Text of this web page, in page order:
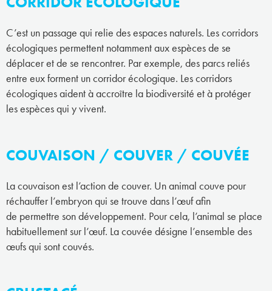
C’est un passage qui relie des espaces naturels. Les corridors
écologiques permettent notamment aux espèces de se
déplacer et de se rencontrer. Par exemple, des parcs reliés
entre eux forment un corridor écologique. Les corridors
écologiques aident à accroître la biodiversité et à protéger
les espèces qui y vivent.
COUVAISON / COUVER / COUVÉE
La couvaison est l’action de couver. Un animal couve pour
réchauffer l’embryon qui se trouve dans l’œuf afin
de permettre son développement. Pour cela, l’animal se place
habituellement sur l’œuf. La couvée désigne l’ensemble des
œufs qui sont couvés.